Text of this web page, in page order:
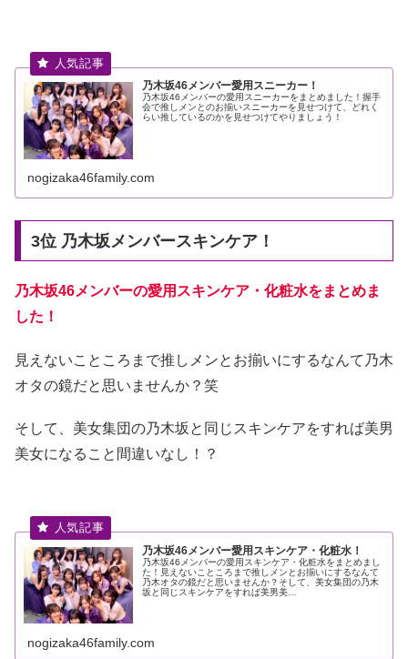
乃木坂46メンバー愛用スニーカー！
乃木坂46メンバーの愛用スニーカーをまとめました！握手
会で推しメンとのお揃いスニーカーを見せつけて、どれく
らい推しているのかを見せつけてやりましょう！
nogizaka46family.com
3位 乃木坂メンバースキンケア！
乃木坂46メンバーの愛用スキンケア・化粧水をまとめま
した！
見えないこところまで推しメンとお揃いにするなんて乃木
オタの鏡だと思いませんか？笑
そして、美女集団の乃木坂と同じスキンケアをすれば美男
美女になること間違いなし！？
乃木坂46メンバー愛用スキンケア・化粧水！
乃木坂46メンバーの愛用スキンケア・化粧水をまとめまし
た！見えないこところまで推しメンとお揃いにするなんて
乃木オタの鏡だと思いませんか？そして、美女集団の乃木
坂と同じスキンケアをすれば美男美…
nogizaka46family.com